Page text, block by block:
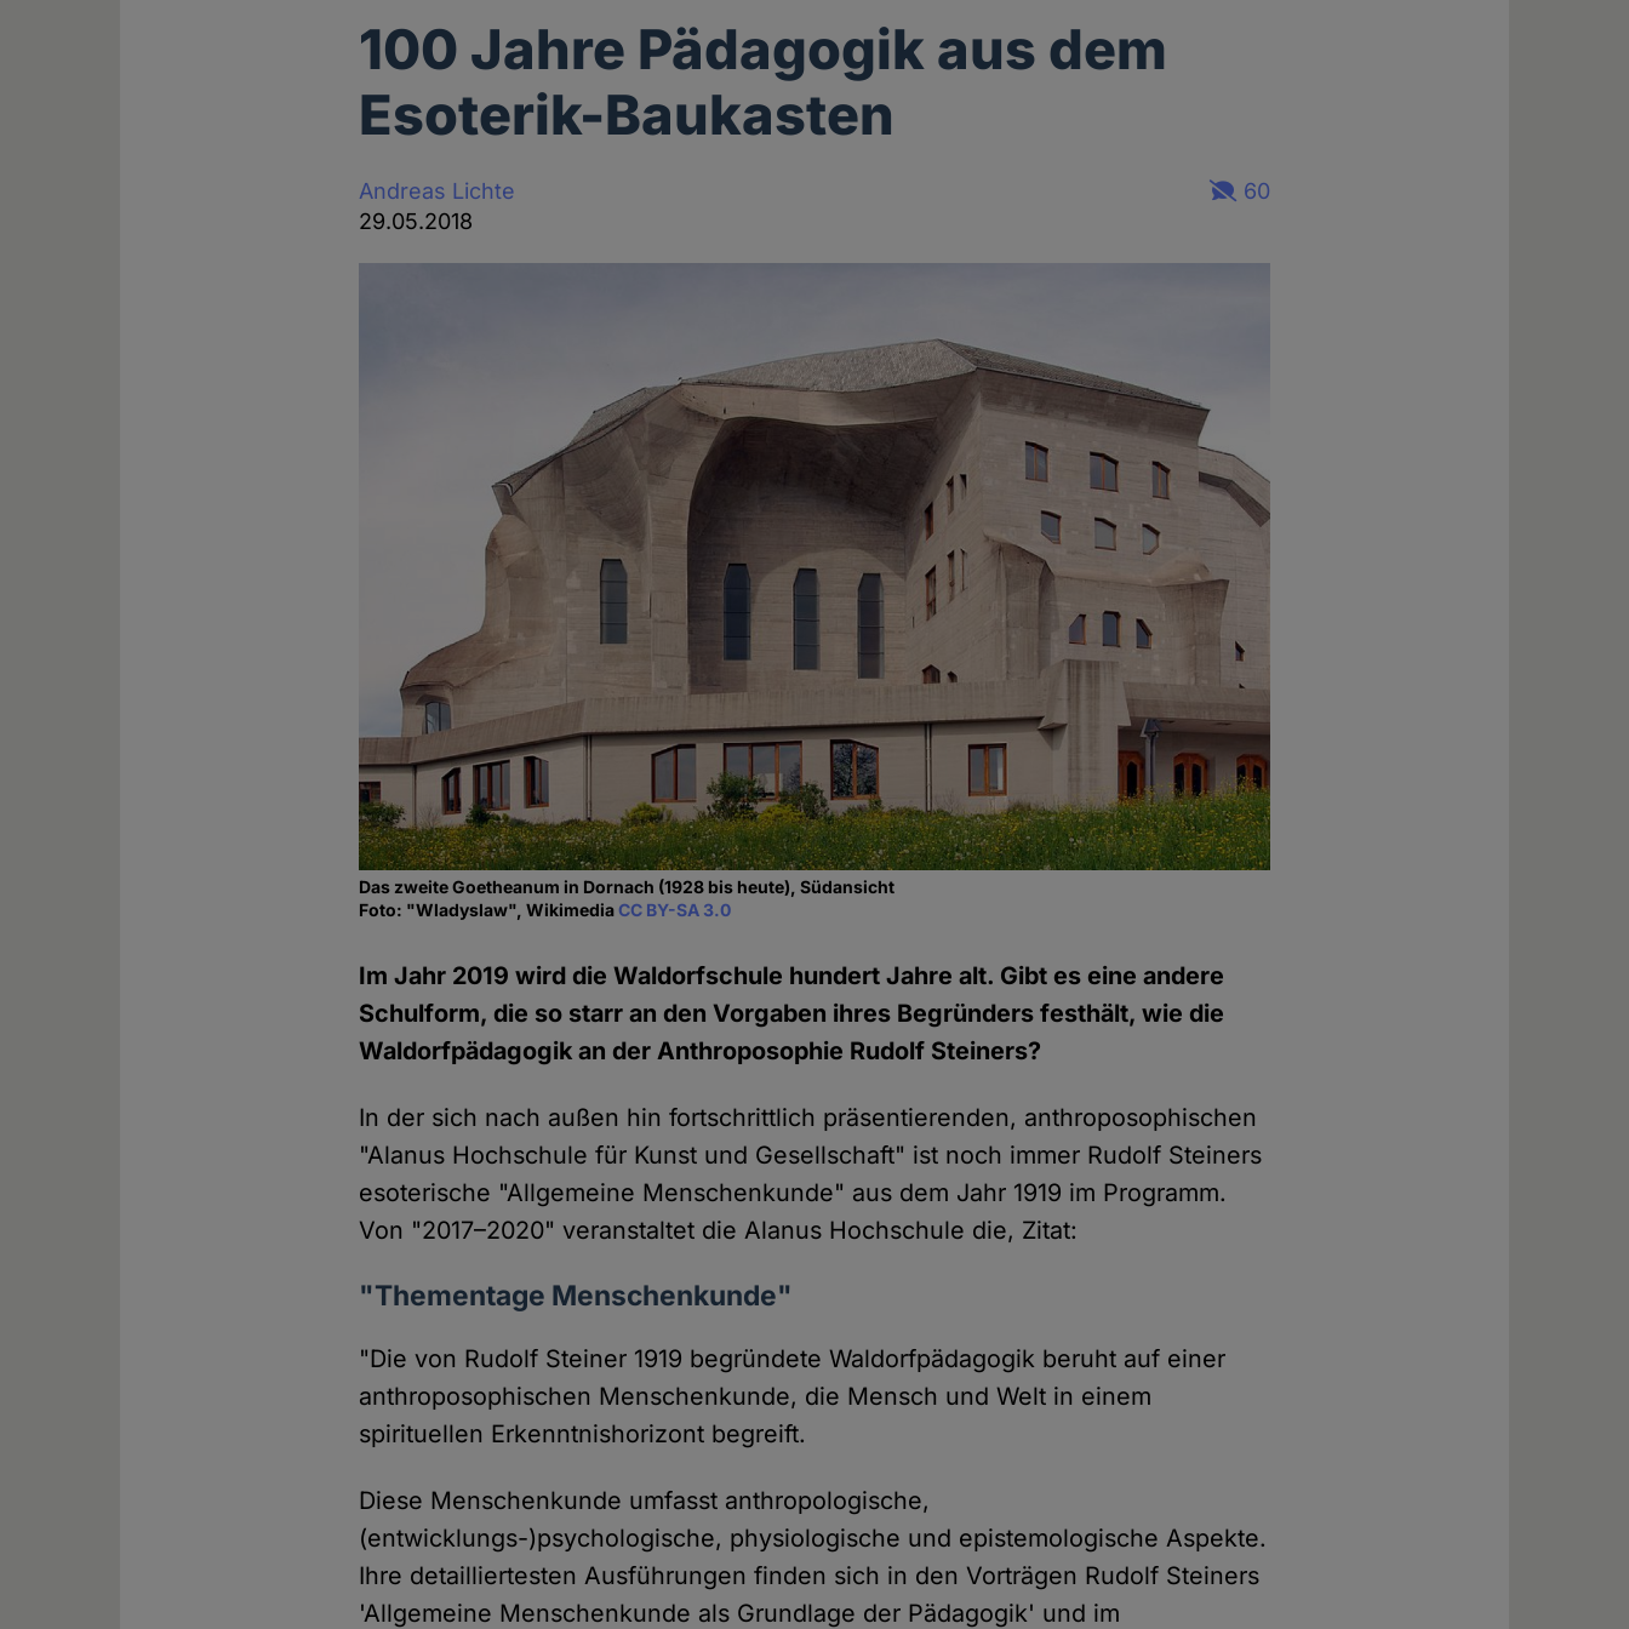
100 Jahre Pädagogik aus dem
Esoterik-Baukasten
Andreas Lichte
29.05.2018
60
Das zweite Goetheanum in Dornach (1928 bis heute), Südansicht
Foto: "Wladyslaw", WikimediaCC BY-SA 3.0
Im Jahr 2019 wird die Waldorfschule hundert Jahre alt. Gibt es eine andere
Schulform, die so starr an den Vorgaben ihres Begründers festhält, wie die
Waldorfpädagogik an der Anthroposophie Rudolf Steiners?
In der sich nach außen hin fortschrittlich präsentierenden, anthroposophischen
"Alanus Hochschule für Kunst und Gesellschaft" ist noch immer Rudolf Steiners
esoterische "Allgemeine Menschenkunde" aus dem Jahr 1919 im Programm.
Von "2017–2020" veranstaltet die Alanus Hochschule die, Zitat:
"Thementage Menschenkunde"
"Die von Rudolf Steiner 1919 begründete Waldorfpädagogik beruht auf einer
anthroposophischen Menschenkunde, die Mensch und Welt in einem
spirituellen Erkenntnishorizont begreift.
Diese Menschenkunde umfasst anthropologische,
(entwicklungs-)psychologische, physiologische und epistemologische Aspekte.
Ihre detailliertesten Ausführungen finden sich in den Vorträgen Rudolf Steiners
'Allgemeine Menschenkunde als Grundlage der Pädagogik' und im